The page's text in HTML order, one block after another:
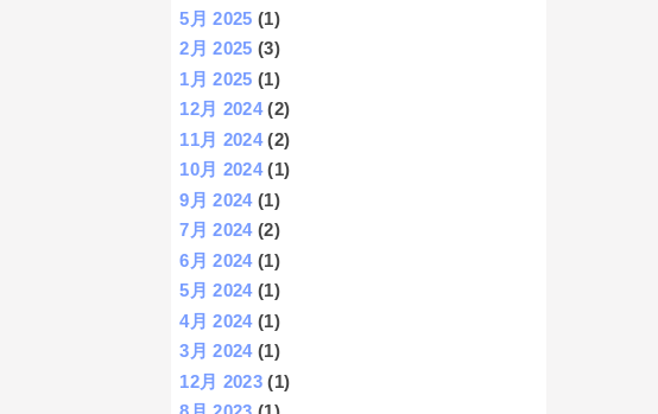
5月 2025 (1)
2月 2025 (3)
1月 2025 (1)
12月 2024(2)
11月 2024(2)
10月 2024(1)
9月 2024(1)
7月 2024(2)
6月 2024(1)
5月 2024(1)
4月 2024(1)
3月 2024(1)
12月 2023 (1)